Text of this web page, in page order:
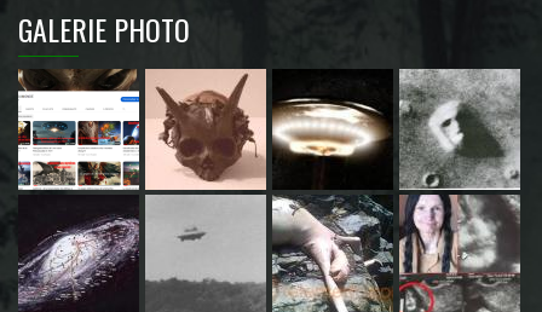
GALERIE PHOTO